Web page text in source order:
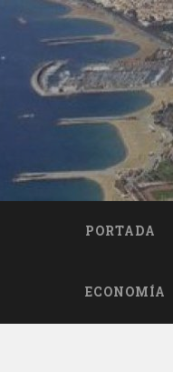
contenido
Buscar
PORTADA
ECONOMÍA